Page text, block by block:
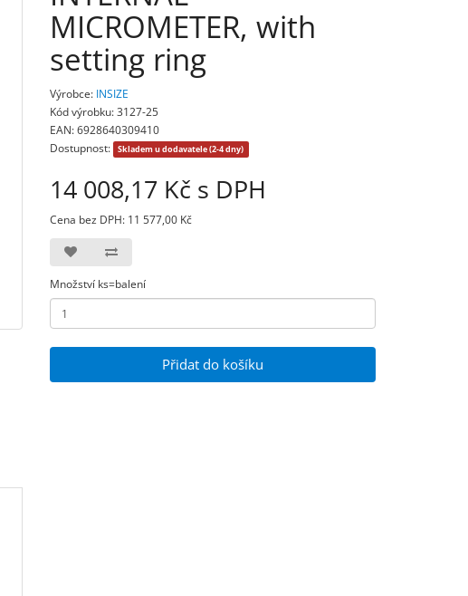
MICROMETER, with
setting ring
Výrobce: INSIZE
Kód výrobku: 3127-25
EAN: 6928640309410
Dostupnost:
Skladem u dodavatele (2-4 dny)
14 008,17 Kč s DPH
Cena bez DPH: 11 577,00 Kč
Množství ks=balení
Přidat do košíku